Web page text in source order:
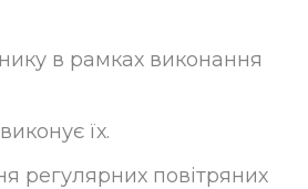
в рамках виконання
їх.
регулярних повітряних